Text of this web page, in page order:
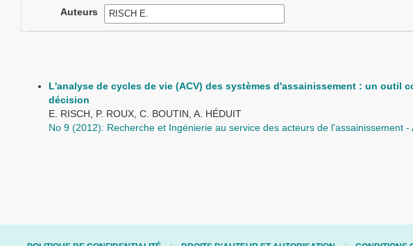
Auteurs
L'analyse de cycles de vie (ACV) des systèmes d'assainissement : un outil
décision
E. RISCH, P. ROUX, C. BOUTIN, A. HÉDUIT
No 9 (2012): Recherche et Ingénierie au service des acteurs de l'assainissement -